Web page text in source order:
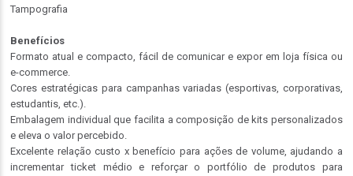
Tampografia
Benefícios
Formato atual e compacto, fácil de comunicar e expor em loja física ou
e-commerce.
Cores estratégicas para campanhas variadas (esportivas, corporativas,
estudantis, etc.).
Embalagem individual que facilita a composição de kits personalizados
e eleva o valor percebido.
Excelente relação custo x benefício para ações de volume, ajudando a
incrementar ticket médio e reforçar o portfólio de produtos para